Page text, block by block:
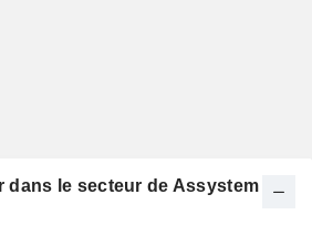
dans le secteur de Assystem